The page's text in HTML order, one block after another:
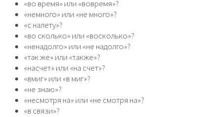
«во время» или «вовремя»?
«немного» или «не много»?
«с налету»?
«во сколько» или «восколько»?
«ненадолго» или «не надолго»?
«так же» или «также»?
«насчет» или «на счет»?
«вмиг» или «в миг»?
«не знаю»?
«несмотря на» или «не смотря на»?
«в связи»?